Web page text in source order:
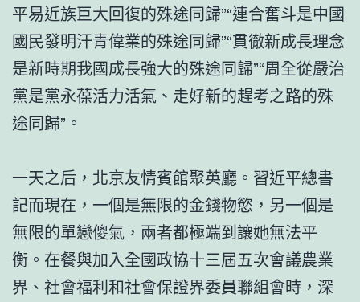
平易近族巨大回復的殊途同歸”“連合奮斗是中國
國民發明汗青偉業的殊途同歸”“貫徹新成長理念
是新時期我國成長強大的殊途同歸”“周全從嚴治
黨是黨永葆活力活氣、走好新的趕考之路的殊
途同歸”。
一天之后，北京友情賓館聚英廳。習近平總書
記而現在，一個是無限的金錢物慾，另一個是
無限的單戀傻氣，兩者都極端到讓她無法平
衡。在餐與加入全國政協十三屆五次會議農業
界、社會福利和社會保證界委員聯組會時，深